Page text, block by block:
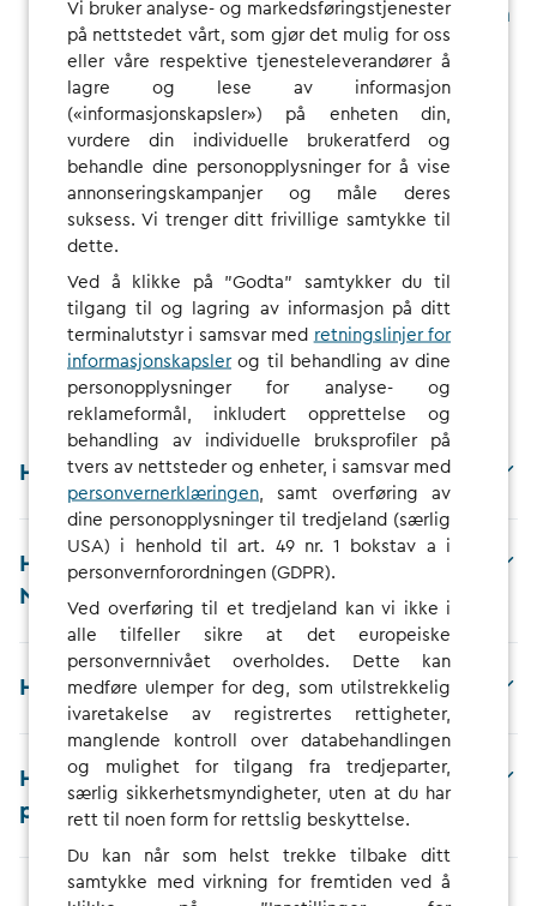
Den enkleste måten å finne ladeprisene på
er …
... Å se på kartet
vårt. Sjekk prisdetaljene for alle
ladestasjoner og abonnementer, også før du registrerer
deg.
Ofte stilte spørsmål
Hvordan kan jeg innløse kupongen min?
Hva er fordelene med å bruke CHARGE
NOW?
Hvordan kan jeg endre abonnement?
Hvorfor påløper det blokkeringsgebyrer
på mine ladesesjoner?
Vi bruker analyse- og markedsføringstjenester
på nettstedet vårt, som gjør det mulig for oss
eller våre respektive tjenesteleverandører å
lagre og lese av informasjon
(«informasjonskapsler») på enheten din,
vurdere din individuelle brukeratferd og
behandle dine personopplysninger for å vise
annonseringskampanjer og måle deres
suksess. Vi trenger ditt frivillige samtykke til
dette.
Ved å klikke på "Godta" samtykker du til
tilgang til og lagring av informasjon på ditt
terminalutstyr i samsvar med retningslinjer for
informasjonskapslerog til behandling av dine
personopplysninger for analyse- og
reklameformål, inkludert opprettelse og
behandling av individuelle bruksprofiler på
tvers av nettsteder og enheter, i samsvar med
personvernerklæringen , samt overføring av
dine personopplysninger til tredjeland (særlig
USA) i henhold til art. 49 nr. 1 bokstav a i
personvernforordningen (GDPR).
Ved overføring til et tredjeland kan vi ikke i
alle tilfeller sikre at det europeiske
personvernnivået overholdes. Dette kan
medføre ulemper for deg, som utilstrekkelig
ivaretakelse av registrertes rettigheter,
manglende kontroll over databehandlingen
og mulighet for tilgang fra tredjeparter,
særlig sikkerhetsmyndigheter, uten at du har
rett til noen form for rettslig beskyttelse.
Du kan når som helst trekke tilbake ditt
samtykke med virkning for fremtiden ved å